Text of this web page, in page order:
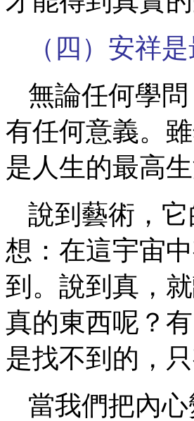
（四）安祥
無論任何學
有任何意義。
是人生的最高生
說到藝術，
想：在這宇宙
到。說到真，
真的東西呢？
是找不到的，
當我們把內